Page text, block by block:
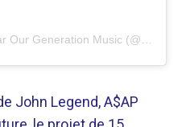
John Legend, A$AP